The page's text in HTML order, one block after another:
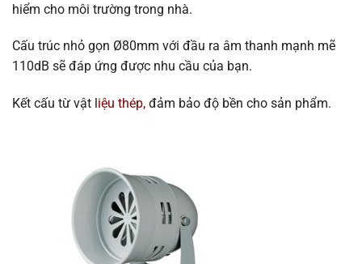
hiểm cho môi trường trong nhà.
Cấu trúc nhỏ gọn Ø80mm với đầu ra âm thanh mạnh mẽ
110dB sẽ đáp ứng được nhu cầu của bạn.
Kết cấu từ vật liệu thép, đảm bảo độ bền cho sản phẩm.